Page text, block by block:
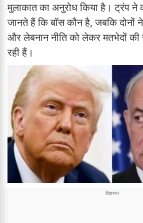
मुलाकात का अनुरोध किया है। ट्रंप ने
जानते हैं कि बॉस कौन है, जबकि दोनों
और लेबनान नीति को लेकर मतभेदों
रही हैं।